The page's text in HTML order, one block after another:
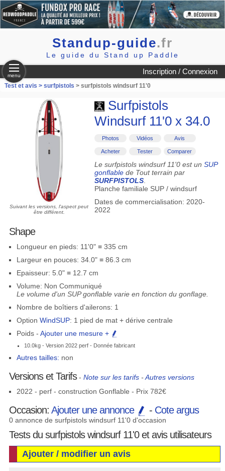
Standup-guide.fr
Le guide du Stand up Paddle
Inscription / Connexion
menu
Test et avis > surfpistols > surfpistols windsurf 11'0
Suivant les versions, l'aspect peut
être différent.
Surfpistols
Windsurf 11'0 x 34.0
Photos Vidéos Avis
Acheter Tester Comparer
Le surfpistols windsurf 11'0 est un SUP
gonflablede Tout terrain par
SURFPISTOLS.
Planche familiale SUP / windsurf
Dates de commercialisation: 2020-
2022
Shape
Longueur en pieds: 11'0" ≡ 335 cm
Largeur en pouces: 34.0" ≡ 86.3 cm
Epaisseur: 5.0" ≡ 12.7 cm
Volume: Non Communiqué
Le volume d'un SUP gonflable varie en fonction du gonflage.
Nombre de boîtiers d'ailerons: 1
Option WindSUP: 1 pied de mat + dérive centrale
Poids - Ajouter une mesure +
10.0kg - Version 2022 perf - Donnée fabricant
Autres tailles: non
Versions et Tarifs- Note sur les tarifs-Autres versions
2022 - perf - construction Gonflable - Prix 782€
Occasion: Ajouter une annonce - Cote argus
0 annonce de surfpistols windsurf 11'0 d'occasion
Tests du surfpistols windsurf 11'0 et avis utilisateurs
Ajouter / modifier un avis